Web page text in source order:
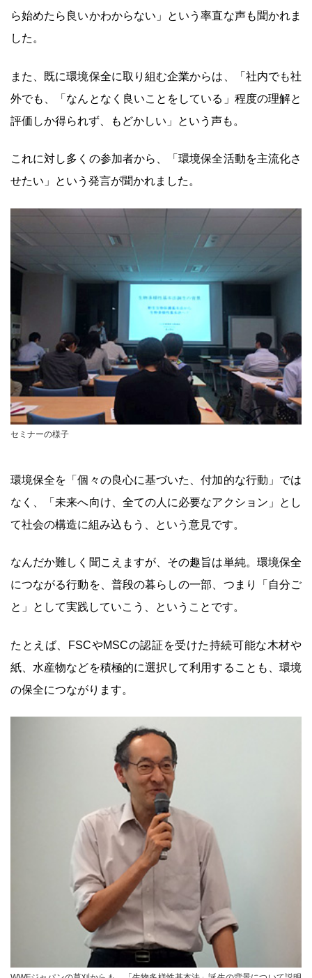
ら始めたら良いかわからない」という率直な声も聞かれま
した。
また、既に環境保全に取り組む企業からは、「社内でも社
外でも、「なんとなく良いことをしている」程度の理解と
評価しか得られず、もどかしい」という声も。
これに対し多くの参加者から、「環境保全活動を主流化さ
せたい」という発言が聞かれました。
セミナーの様子
環境保全を「個々の良心に基づいた、付加的な行動」では
なく、「未来へ向け、全ての人に必要なアクション」とし
て社会の構造に組み込もう、という意見です。
なんだか難しく聞こえますが、その趣旨は単純。環境保全
につながる行動を、普段の暮らしの一部、つまり「自分ご
と」として実践していこう、ということです。
たとえば、FSCやMSCの認証を受けた持続可能な木材や
紙、水産物などを積極的に選択して利用することも、環境
の保全につながります。